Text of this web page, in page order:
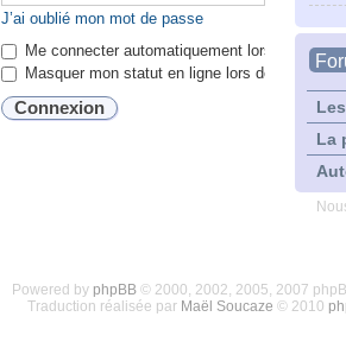
La
J’ai oublié mon mot de passe
Me connecter automatiquement lors de
Masquer mon statut en ligne lors de cette
Powered by phpBB© 2000, 2002, 2005, 2007
Traduction réalisée par Maël Soucaze © 2010